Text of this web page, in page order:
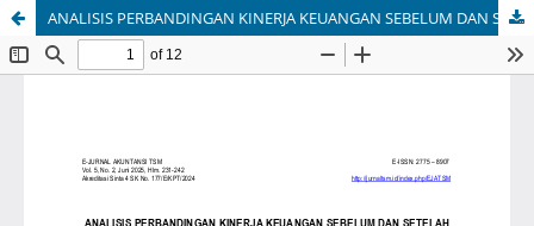
ANALISIS PERBANDINGAN KINERJA KEUANGAN SEBELUM DAN SETELAH PANDEMI COVID-19: STUDI KASUS PERUSAHAAN LOGISTIK PADA TOP 50 ALPHALINER